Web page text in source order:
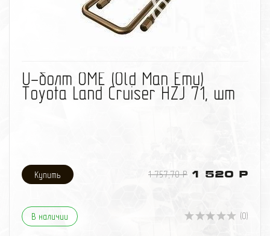
U-болт OME (Old Man Emu)
Toyota Land Cruiser HZJ 71, шт
1 757,70 Р 1 520 Р
В наличии (0)